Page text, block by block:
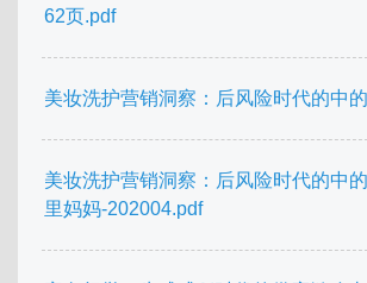
62页.pdf
美妆洗护营销洞察：后风险时代的中
美妆洗护营销洞察：后风险时代的中
里妈妈-202004.pdf